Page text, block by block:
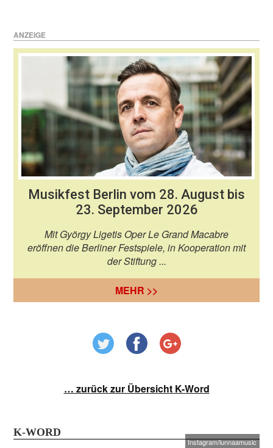
ANZEIGE
Musikfest Berlin vom 28. August bis
23. September 2026
Mit György Ligetis Oper Le Grand Macabre
eröffnen die Berliner Festspiele, in Kooperation mit
der Stiftung ...
MEHR >>
… zurück zur Übersicht K-Word
K-WORD
Instagram/lunnaamusic